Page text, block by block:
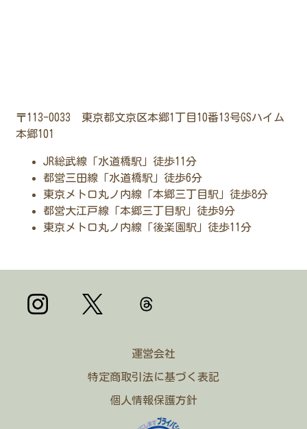
〒113-0033 東京都文京区本郷1丁目10番13号GSハイム
本郷101
JR総武線「水道橋駅」徒歩11分
都営三田線「水道橋駅」徒歩6分
東京メトロ丸ノ内線「本郷三丁目駅」徒歩8分
都営大江戸線「本郷三丁目駅」徒歩9分
東京メトロ丸ノ内線「後楽園駅」徒歩11分
運営会社
特定商取引法に基づく表記
個人情報保護方針